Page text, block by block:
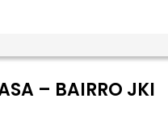
– BAIRRO JKI